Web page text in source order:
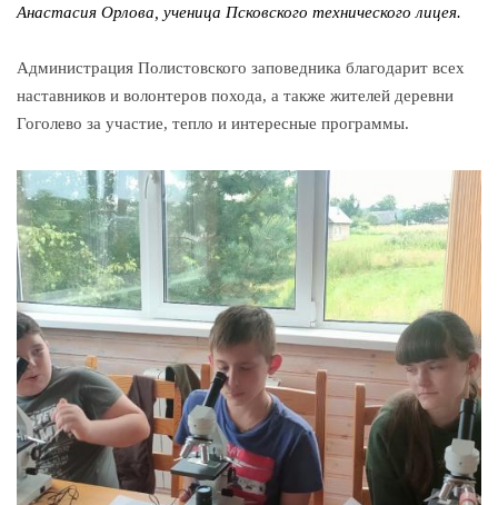
Анастасия Орлова, ученица Псковского технического лицея.
Администрация Полистовского заповедника благодарит всех
наставников и волонтеров похода, а также жителей деревни
Гоголево за участие, тепло и интересные программы.